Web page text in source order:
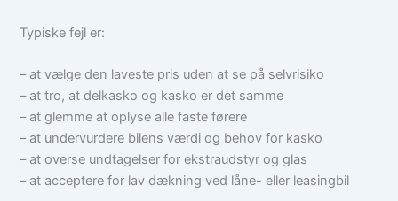
Typiske fejl er:
– at vælge den laveste pris uden at se på selvrisiko
– at tro, at delkasko og kasko er det samme
– at glemme at oplyse alle faste førere
– at undervurdere bilens værdi og behov for kasko
– at overse undtagelser for ekstraudstyr og glas
– at acceptere for lav dækning ved låne- eller leasingbil